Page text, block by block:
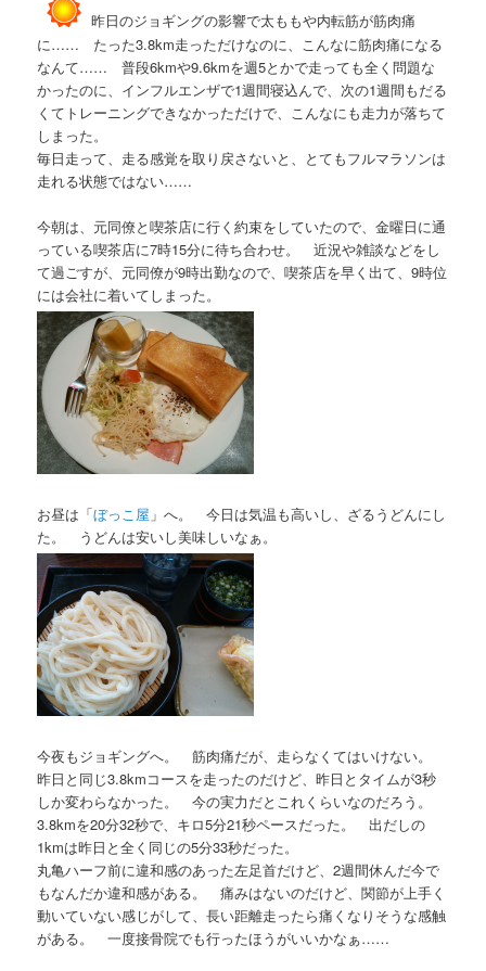
昨日のジョギングの影響で太ももや内転筋が筋肉痛
に…… たった3.8km走っただけなのに、こんなに筋肉痛になる
なんて…… 普段6kmや9.6kmを週5とかで走っても全く問題な
かったのに、インフルエンザで1週間寝込んで、次の1週間もだる
くてトレーニングできなかっただけで、こんなにも走力が落ちて
しまった。
毎日走って、走る感覚を取り戻さないと、とてもフルマラソンは
走れる状態ではない……
今朝は、元同僚と喫茶店に行く約束をしていたので、金曜日に通
っている喫茶店に7時15分に待ち合わせ。 近況や雑談などをし
て過ごすが、元同僚が9時出勤なので、喫茶店を早く出て、9時位
には会社に着いてしまった。
お昼は「ぼっこ屋 」へ。 今日は気温も高いし、ざるうどんにし
た。 うどんは安いし美味しいなぁ。
今夜もジョギングへ。 筋肉痛だが、走らなくてはいけない。
昨日と同じ3.8kmコースを走ったのだけど、昨日とタイムが3秒
しか変わらなかった。 今の実力だとこれくらいなのだろう。
3.8kmを20分32秒で、キロ5分21秒ペースだった。 出だしの
1kmは昨日と全く同じの5分33秒だった。
丸亀ハーフ前に違和感のあった左足首だけど、2週間休んだ今で
もなんだか違和感がある。 痛みはないのだけど、関節が上手く
動いていない感じがして、長い距離走ったら痛くなりそうな感触
がある。 一度接骨院でも行ったほうがいいかなぁ……